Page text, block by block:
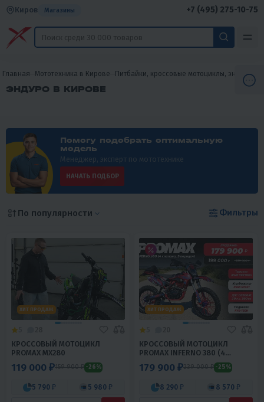
Киров Магазины +7 (495) 275-10-75
Главная Мототехника в Кирове Питбайки, кроссовые мотоциклы, эндуро в
ЭНДУРО В КИРОВЕ
Помогу подобрать оптимальную
модель
Менеджер, эксперт по мототехнике
НАЧАТЬ ПОДБОР
По популярности Фильтры
ХИТ ПРОДАЖ
КРОССОВЫЙ МОТОЦИКЛ
PROMAX MX280
119 000 ₽159 900 ₽ -26%
5 790 ₽ 5 980 ₽
ХИТ ПРОДАЖ
КРОССОВЫЙ МОТОЦИКЛ
PROMAX INFERNO 380 (4
VALVES, 5 GEARS)
179 900 ₽239 000 ₽ -25%
8 290 ₽ 8 570 ₽